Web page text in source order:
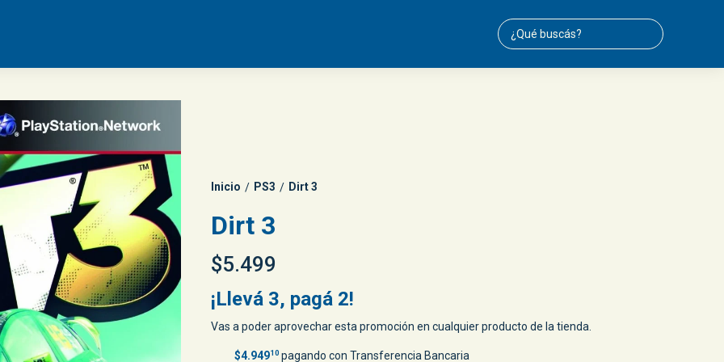
Inicio / PS3 / Dirt 3
Dirt 3
$5.499
¡Llevá 3, pagá 2!
Vas a poder aprovechar esta promoción en cualquier producto de la tienda.
$4.94910pagando con Transferencia Bancaria